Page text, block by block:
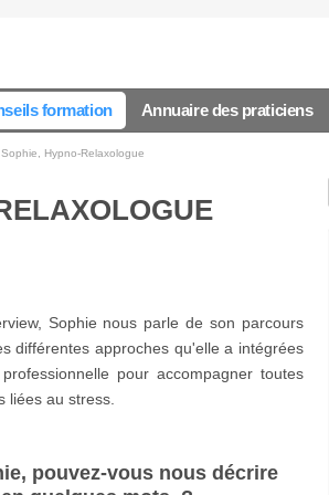
formation Annuaire des praticiens
Hypno-Relaxologue
Sophie nous parle de son parcours
différentes approches qu'elle a intégrées
pour accompagner toutes
liées au stress.
pouvez-vous nous décrire